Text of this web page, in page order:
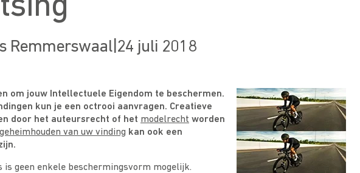
Remmerswaal| 24 juli 2018
om jouw Intellectuele Eigendom te beschermen.
kun je een octrooi aanvragen. Creatieve
door het auteursrecht of het modelrecht worden
geheimhouden van uw vinding kan ook een
is geen enkele beschermingsvorm mogelijk.